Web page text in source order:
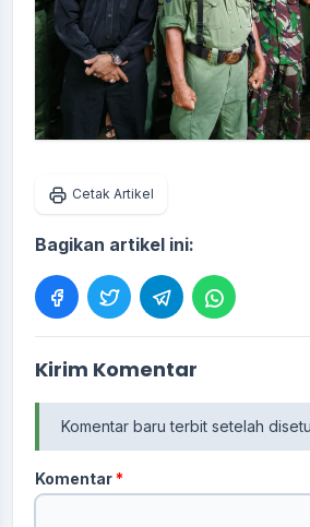
Cetak Artikel
Bagikan artikel ini:
Kirim Komentar
Komentar baru terbit setelah
Komentar*